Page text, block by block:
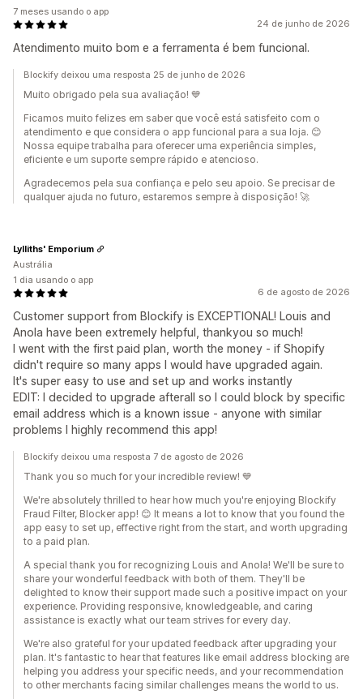
24 de junho de 2026
Atendimento muito bom e a ferramenta é bem funcional.
7 meses usando o app
Blockify deixou uma resposta 25 de junho de 2026
Muito obrigado pela sua avaliação! 💙
Ficamos muito felizes em saber que você está satisfeito com o
atendimento e que considera o app funcional para a sua loja. 😊
Nossa equipe trabalha para oferecer uma experiência simples,
eficiente e um suporte sempre rápido e atencioso.
Agradecemos pela sua confiança e pelo seu apoio. Se precisar de
qualquer ajuda no futuro, estaremos sempre à disposição! 🚀
6 de agosto de 2026
Customer support from Blockify is EXCEPTIONAL! Louis and
Anola have been extremely helpful, thankyou so much!
I went with the first paid plan, worth the money - if Shopify
didn't require so many apps I would have upgraded again.
It's super easy to use and set up and works instantly
EDIT: I decided to upgrade afterall so I could block by specific
email address which is a known issue - anyone with similar
problems I highly recommend this app!
Lylliths' Emporium
Austrália
1 dia usando o app
Blockify deixou uma resposta 7 de agosto de 2026
Thank you so much for your incredible review! 💙
We're absolutely thrilled to hear how much you're enjoying Blockify
Fraud Filter, Blocker app! 😊 It means a lot to know that you found the
app easy to set up, effective right from the start, and worth upgrading
to a paid plan.
A special thank you for recognizing Louis and Anola! We'll be sure to
share your wonderful feedback with both of them. They'll be
delighted to know their support made such a positive impact on your
experience. Providing responsive, knowledgeable, and caring
assistance is exactly what our team strives for every day.
We're also grateful for your updated feedback after upgrading your
plan. It's fantastic to hear that features like email address blocking are
helping you address your specific needs, and your recommendation
to other merchants facing similar challenges means the world to us.